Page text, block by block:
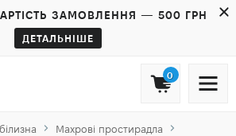
ЗАМОВЛЕННЯ — 500 ГРН
ДЕТАЛЬНІШЕ
0
Махрові простирадла